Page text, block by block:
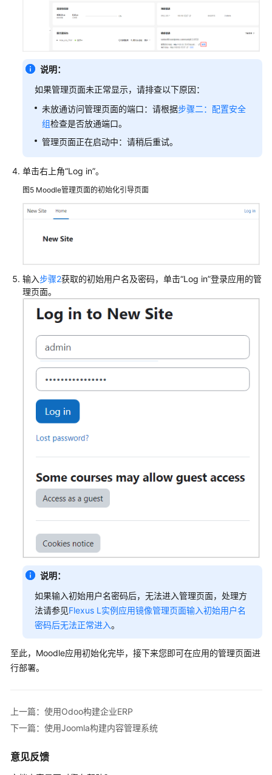
说明：
如果管理页面未正常显示，请排查以下原因：
未放通访问管理页面的端口：请根据步骤二：配置安全
组检查是否放通端口。
管理页面正在启动中：请稍后重试。
单击右上角“Log in”。
图5 Moodle管理页面的初始化引导页面
输入步骤2获取的初始用户名及密码，单击“Log in”登录应用的管
理页面。
说明：
如果输入初始用户名密码后，无法进入管理页面，处理方
法请参见Flexus L实例应用镜像管理页面输入初始用户名
密码后无法正常进入。
至此，Moodle应用初始化完毕，接下来您即可在应用的管理页面进
行部署。
上一篇：使用Odoo构建企业ERP
下一篇：使用Joomla构建内容管理系统
意见反馈